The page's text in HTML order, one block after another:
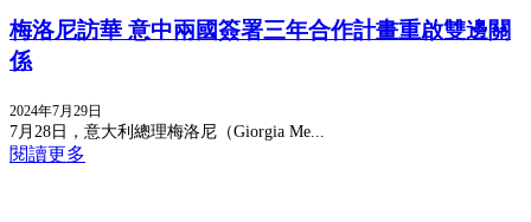
梅洛尼訪華 意中兩國簽署三年合作計畫重啟雙邊關
係
2024年7月29日
7月28日，意大利總理梅洛尼（Giorgia Me...
閱讀更多